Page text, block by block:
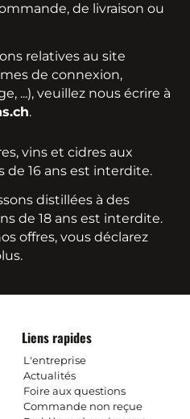
de livraison ou
relatives au site
de connexion,
...), veuillez nous écrire à
.
vins et cidres aux
de 16 ans est interdite.
distillées à des
de 18 ans est interdite.
offres, vous déclarez
Liens rapides
L'entreprise
Actualités
Foire aux questions
Commande non reçue